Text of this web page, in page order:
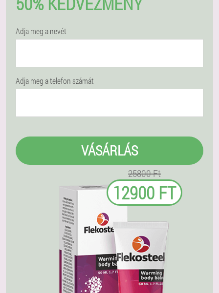
Adja meg a nevét
Adja meg a telefon számát
VÁSÁRLÁS
25800 Ft
12900 FT